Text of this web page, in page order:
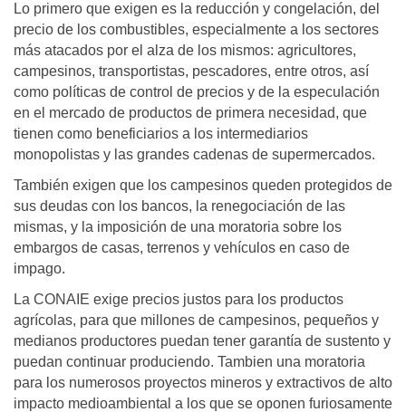
Lo primero que exigen es la reducción y congelación, del
precio de los combustibles, especialmente a los sectores
más atacados por el alza de los mismos: agricultores,
campesinos, transportistas, pescadores, entre otros, así
como políticas de control de precios y de la especulación
en el mercado de productos de primera necesidad, que
tienen como beneficiarios a los intermediarios
monopolistas y las grandes cadenas de supermercados.
También exigen que los campesinos queden protegidos de
sus deudas con los bancos, la renegociación de las
mismas, y la imposición de una moratoria sobre los
embargos de casas, terrenos y vehículos en caso de
impago.
La CONAIE exige precios justos para los productos
agrícolas, para que millones de campesinos, pequeños y
medianos productores puedan tener garantía de sustento y
puedan continuar produciendo. Tambien una moratoria
para los numerosos proyectos mineros y extractivos de alto
impacto medioambiental a los que se oponen furiosamente